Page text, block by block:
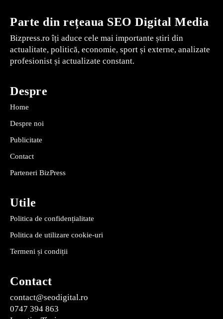
Parte din rețeaua SEO Digital Media
Bizpress.ro îți aduce cele mai importante știri din
actualitate, politică, economie, sport și externe, analizate
profesionist și actualizate constant.
Despre
Home
Despre noi
Publicitate
Contact
Parteneri BizPress
Utile
Politica de confidențialitate
Politica de utilizare cookie-uri
Termeni și condiții
Contact
contact@seodigital.ro
0747 394 863